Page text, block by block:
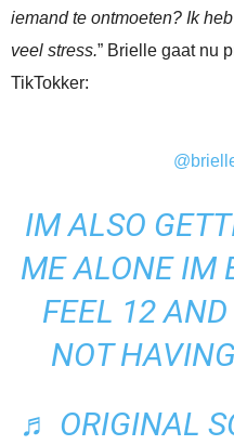
iemand te ontmoeten? Ik
veel stress.” Brielle gaat nu
TikTokker:
IM ALSO
ME ALONE IM
FEEL 12
NOT
♬ ORIGINAL